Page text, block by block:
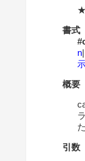
書式
n
概要
引数